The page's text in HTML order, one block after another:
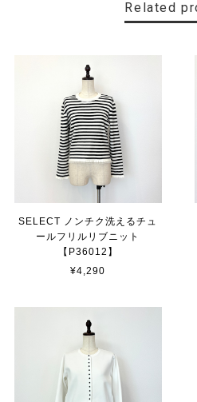
Related
SELECT ノンチク洗えるチュ
ールフリルリブニット
【P36012】
¥4,290